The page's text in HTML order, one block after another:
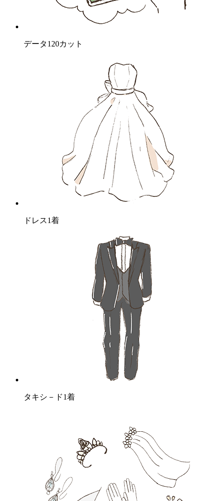
データ120カット
ドレス1着
タキシ－ド1着